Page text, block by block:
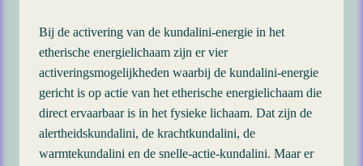
Bij de activering van de kundalini-energie in het
etherische energielichaam zijn er vier
activeringsmogelijkheden waarbij de kundalini-energie
gericht is op actie van het etherische energielichaam die
direct ervaarbaar is in het fysieke lichaam. Dat zijn de
alertheidskundalini, de krachtkundalini, de
warmtekundalini en de snelle-actie-kundalini. Maar er